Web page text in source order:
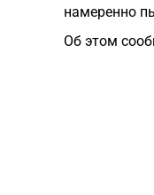
намеренно
Об этом